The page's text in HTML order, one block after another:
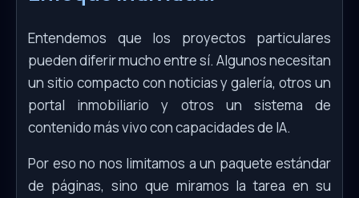
Entendemos que los proyectos particulares
pueden diferir mucho entre sí. Algunos necesitan
un sitio compacto con noticias y galería, otros un
portal inmobiliario y otros un sistema de
contenido más vivo con capacidades de IA.
Por eso no nos limitamos a un paquete estándar
de páginas, sino que miramos la tarea en su